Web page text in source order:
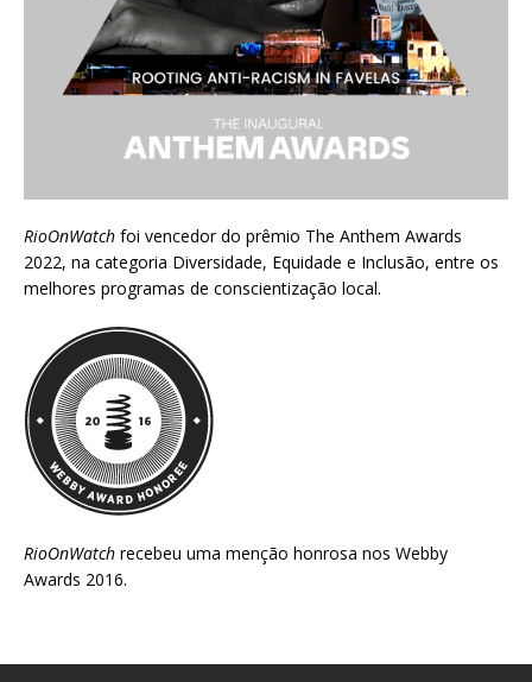
RioOnWatch foi vencedor do prêmio The Anthem Awards
2022, na categoria Diversidade, Equidade e Inclusão, entre os
melhores programas de conscientização local.
RioOnWatch recebeu uma menção honrosa nos Webby
Awards 2016.